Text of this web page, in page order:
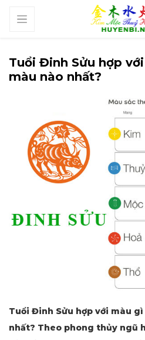
Tuổi Đinh Sửu hợp
màu nào nhất?
Tuổi Đinh Sửu hợp với màu
nhất? Theo phong thủy ngũ